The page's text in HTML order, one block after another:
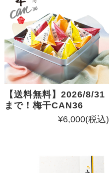
【送料無料】2026/8/31
まで！梅干CAN36
¥6,000(税込)